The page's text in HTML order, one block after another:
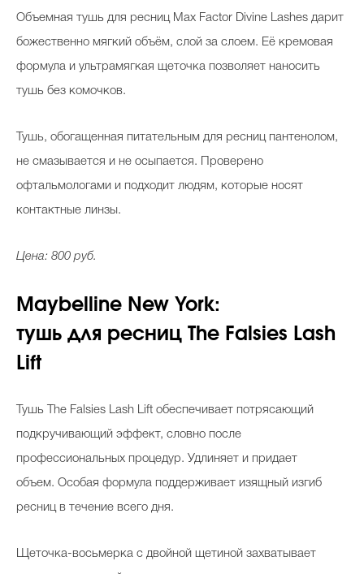
Объемная тушь для ресниц Max Factor Divine Lashes дарит
божественно мягкий объём, слой за слоем. Её кремовая
формула и ультрамягкая щеточка позволяет наносить
тушь без комочков.
Тушь, обогащенная питательным для ресниц пантенолом,
не смазывается и не осыпается. Проверено
офтальмологами и подходит людям, которые носят
контактные линзы.
Цена: 800 руб.
Maybelline New York:
тушь для ресниц The Falsies Lash
Lift
Тушь The Falsies Lash Lift обеспечивает потрясающий
подкручивающий эффект, словно после
профессиональных процедур. Удлиняет и придает
объем. Особая формула поддерживает изящный изгиб
ресниц в течение всего дня.
Щеточка-восьмерка с двойной щетиной захватывает